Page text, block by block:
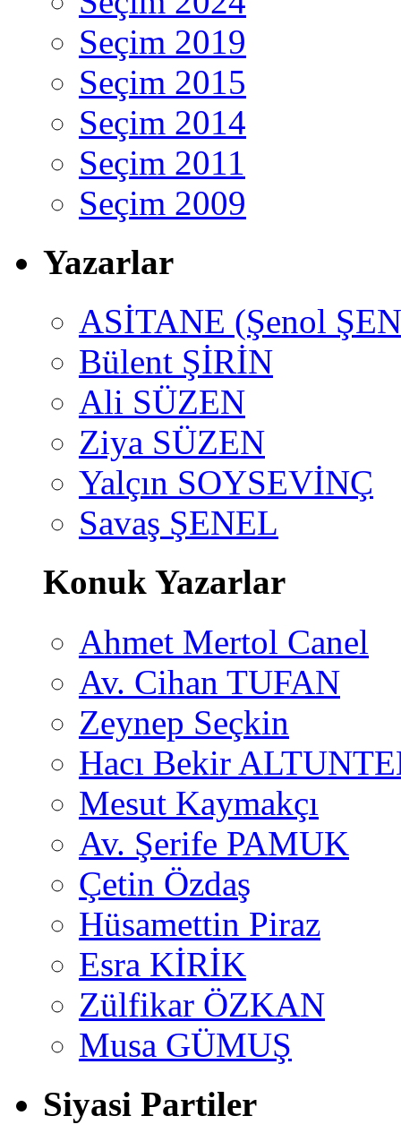
Seçim 2019
Seçim 2015
Seçim 2014
Seçim 2011
Seçim 2009
Yazarlar
ASİTANE (Şenol
Bülent ŞİRİN
Ali SÜZEN
Ziya SÜZEN
Yalçın SOYSEVİNÇ
Savaş ŞENEL
Konuk Yazarlar
Ahmet Mertol Canel
Av. Cihan TUFAN
Zeynep Seçkin
Hacı Bekir
Mesut Kaymakçı
Av. Şerife PAMUK
Çetin Özdaş
Hüsamettin Piraz
Esra KİRİK
Zülfikar ÖZKAN
Musa GÜMUŞ
Siyasi Partiler